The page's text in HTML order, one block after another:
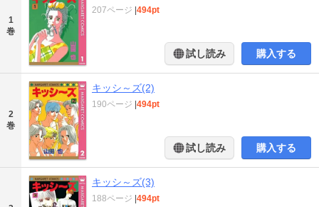
1
巻
207ページ 494pt
試し読み 購入する
2
巻
キッシ～ズ(2)
190ページ 494pt
試し読み 購入する
キッシ～ズ(3)
188ページ 494pt